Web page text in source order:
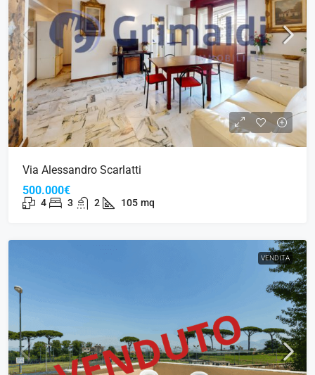
Via Alessandro Scarlatti
500.000€
4 3 2 105 mq
VENDITA